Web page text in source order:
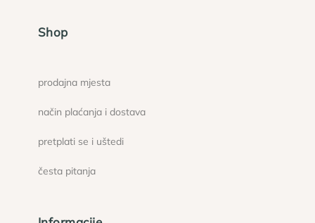
Shop
prodajna mjesta
način plaćanja i dostava
pretplati se i uštedi
česta pitanja